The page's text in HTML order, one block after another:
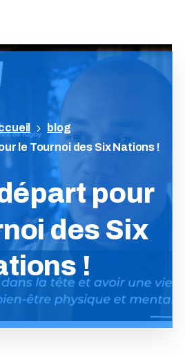
pour
des Six
!
blog
le Tournoi des Six Nations !